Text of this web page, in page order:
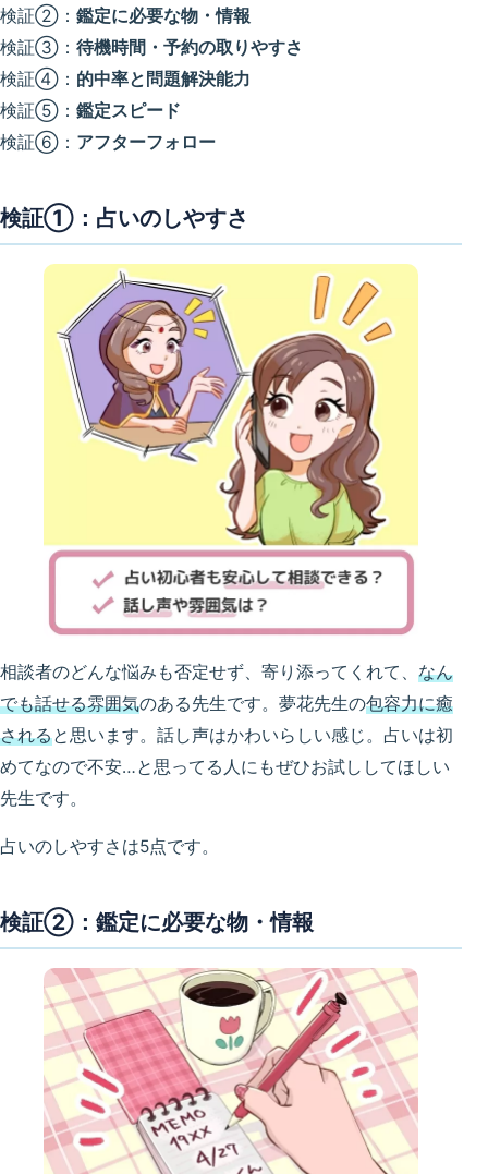
検証②： 鑑定に必要な物・情報
検証③： 待機時間・予約の取りやすさ
検証④： 的中率と問題解決能力
検証⑤： 鑑定スピード
検証⑥： アフターフォロー
検証①：占いのしやすさ
相談者のどんな悩みも否定せず、寄り添ってくれて、 なん
でも話せる雰囲気のある先生です。夢花先生の包容力に癒
されると思います。話し声はかわいらしい感じ。占いは初
めてなので不安…と思ってる人にもぜひお試ししてほしい
先生です。
占いのしやすさは5点です。
検証②：鑑定に必要な物・情報